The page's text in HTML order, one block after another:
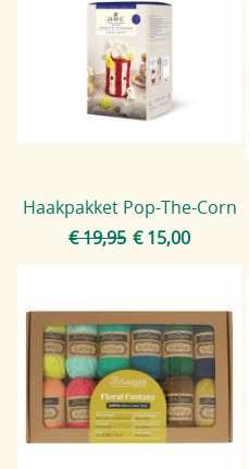
Haakpakket Pop-The-Corn
€ 19,95 € 15,00